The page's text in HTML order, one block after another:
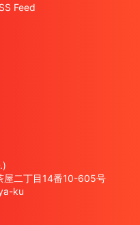
Feed
二丁目14番10-605号
ku